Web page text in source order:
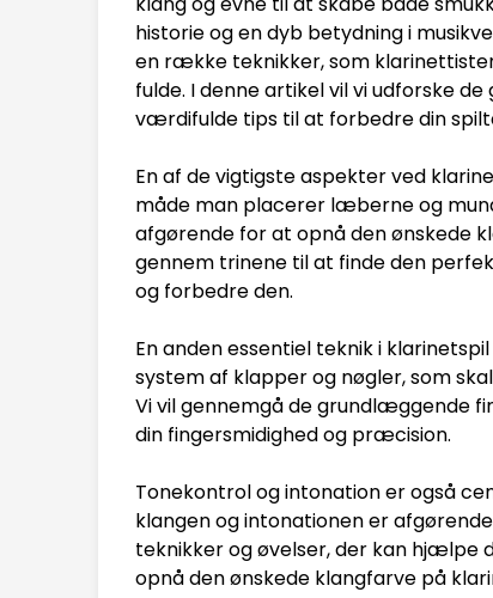
historie og en dyb betydning i
en række teknikker, som
fulde. I denne artikel vil vi udforske
værdifulde tips til at forbedre din
En af de vigtigste aspekter ved
måde man placerer læberne og
afgørende for at opnå den ønskede
gennem trinene til at finde den
og forbedre den.
En anden essentiel teknik i
system af klapper og nøgler, som
Vi vil gennemgå de grundlæggende
din fingersmidighed og præcision.
Tonekontrol og intonation er også
klangen og intonationen er
teknikker og øvelser, der kan hjælpe
opnå den ønskede klangfarve på